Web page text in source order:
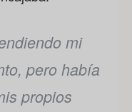
mi
pero había
propios